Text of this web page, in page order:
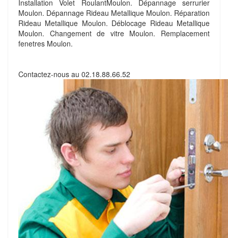
Installation Volet RoulantMoulon. Dépannage serrurier
Moulon. Dépannage Rideau Metallique Moulon. Réparation
Rideau Metallique Moulon. Déblocage Rideau Metallique
Moulon. Changement de vitre Moulon. Remplacement
fenetres Moulon.
Contactez-nous au 02.18.88.66.52